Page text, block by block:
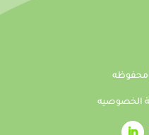
محفوظه
الخصوصيه